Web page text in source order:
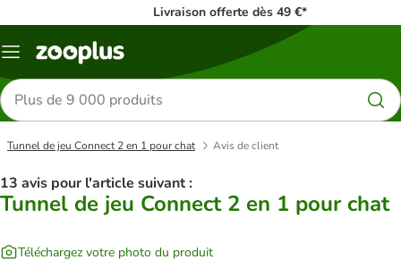
Livraison offerte dès 49 €*
Menu
Rechercher
des
produits
Tunnel de jeu Connect 2 en 1 pour chat Avis de client
13 avis pour l'article suivant :
Tunnel de jeu Connect 2 en 1 pour chat
Téléchargez votre photo du produit